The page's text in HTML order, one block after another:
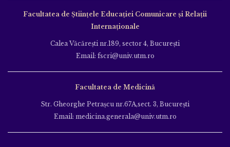
Facultatea de Ştiinţele Educației Comunicare și Relații
Internaționale
Calea Văcăreşti nr.189, sector 4, Bucureşti
Email: fscri@univ.utm.ro
Facultatea de Medicină
Str. Gheorghe Petraşcu nr.67A,sect. 3, Bucureşti
Email: medicina.generala@univ.utm.ro